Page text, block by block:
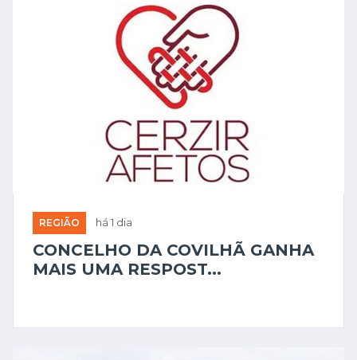
REGIÃO há 1 dia
CONCELHO DA COVILHÃ GANHA
MAIS UMA RESPOST...